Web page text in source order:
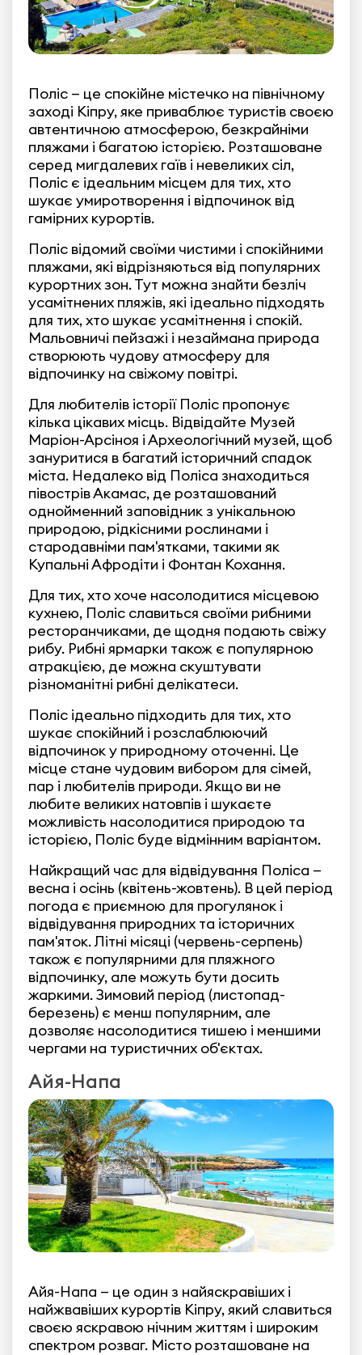
Поліс — це спокійне містечко на північному
заході Кіпру, яке приваблює туристів своєю
автентичною атмосферою, безкрайніми
пляжами і багатою історією. Розташоване
серед мигдалевих гаїв і невеликих сіл,
Поліс є ідеальним місцем для тих, хто
шукає умиротворення і відпочинок від
гамірних курортів.
Поліс відомий своїми чистими і спокійними
пляжами, які відрізняються від популярних
курортних зон. Тут можна знайти безліч
усамітнених пляжів, які ідеально підходять
для тих, хто шукає усамітнення і спокій.
Мальовничі пейзажі і незаймана природа
створюють чудову атмосферу для
відпочинку на свіжому повітрі.
Для любителів історії Поліс пропонує
кілька цікавих місць. Відвідайте Музей
Маріон-Арсіноя і Археологічний музей, щоб
зануритися в багатий історичний спадок
міста. Недалеко від Поліса знаходиться
півострів Акамас, де розташований
однойменний заповідник з унікальною
природою, рідкісними рослинами і
стародавніми пам'ятками, такими як
Купальні Афродіти і Фонтан Кохання.
Для тих, хто хоче насолодитися місцевою
кухнею, Поліс славиться своїми рибними
ресторанчиками, де щодня подають свіжу
рибу. Рибні ярмарки також є популярною
атракцією, де можна скуштувати
різноманітні рибні делікатеси.
Поліс ідеально підходить для тих, хто
шукає спокійний і розслаблюючий
відпочинок у природному оточенні. Це
місце стане чудовим вибором для сімей,
пар і любителів природи. Якщо ви не
любите великих натовпів і шукаєте
можливість насолодитися природою та
історією, Поліс буде відмінним варіантом.
Найкращий час для відвідування Поліса —
весна і осінь (квітень-жовтень). В цей період
погода є приємною для прогулянок і
відвідування природних та історичних
пам'яток. Літні місяці (червень-серпень)
також є популярними для пляжного
відпочинку, але можуть бути досить
жаркими. Зимовий період (листопад-
березень) є менш популярним, але
дозволяє насолодитися тишею і меншими
чергами на туристичних об'єктах.
Айя-Напа
Айя-Напа — це один з найяскравіших і
найжвавіших курортів Кіпру, який славиться
своєю яскравою нічним життям і широким
спектром розваг. Місто розташоване на